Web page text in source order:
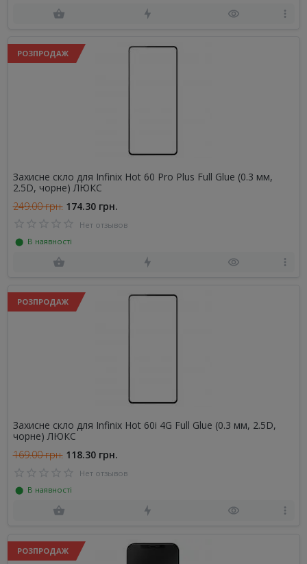
РОЗПРОДАЖ
Захисне скло для Infinix Hot 60 Pro Plus Full Glue (0.3 мм,
2.5D, чорне) ЛЮКС
249.00 грн. 174.30 грн.
Нет отзывов
⬤ В наявності
РОЗПРОДАЖ
Захисне скло для Infinix Hot 60i 4G Full Glue (0.3 мм, 2.5D,
чорне) ЛЮКС
169.00 грн. 118.30 грн.
Нет отзывов
⬤ В наявності
РОЗПРОДАЖ